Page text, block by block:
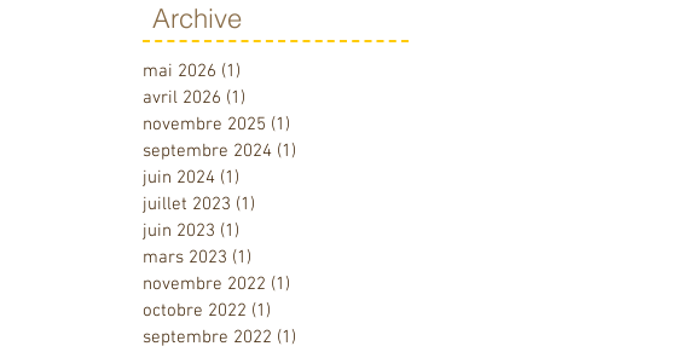
Archive
mai 2026 (1)
avril 2026 (1)
novembre 2025 (1)
septembre 2024 (1)
juin 2024 (1)
juillet 2023 (1)
juin 2023 (1)
mars 2023 (1)
novembre 2022 (1)
octobre 2022 (1)
septembre 2022 (1)